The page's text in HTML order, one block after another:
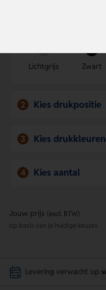
Lichtgrijs Zwart
2 Kies drukpositie
3 Kies drukkleuren
4 Kies aantal
Jouw prijs (excl. BTW)
op basis van je huidige keuzes
Levering verwacht op